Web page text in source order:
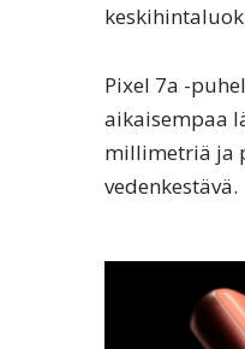
Pixel 7a -
aikaisempaa
millimetriä ja
vedenkestävä.